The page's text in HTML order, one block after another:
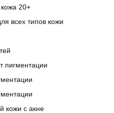
20+
всех типов кожи
пигментации
кожи с акне